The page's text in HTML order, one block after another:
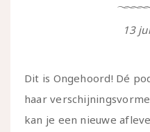
13
Dit is Ongehoord! Dé
haar
kan je een nieuwe